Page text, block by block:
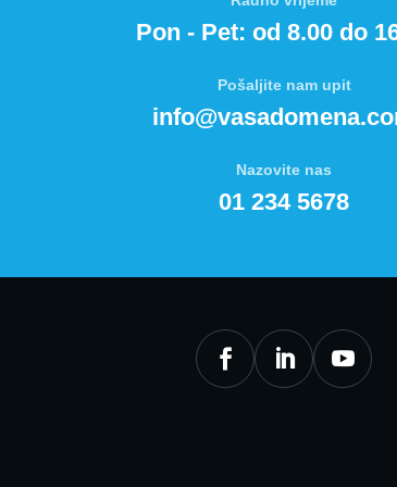
Pon - Pet: od 8.00 do
Pošaljite nam upit
Nazovite nas
01 234 5678
  